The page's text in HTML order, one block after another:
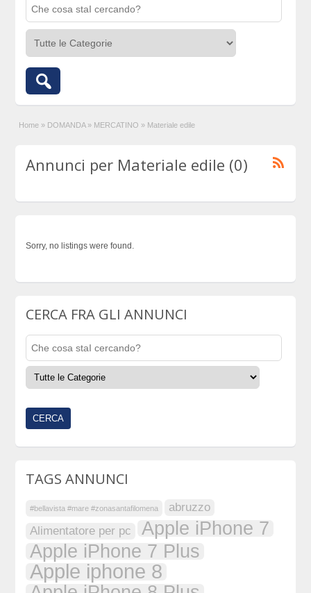
Home » DOMANDA » MERCATINO » Materiale edile
Annunci per Materiale edile (0)
Sorry, no listings were found.
CERCA FRA GLI ANNUNCI
TAGS ANNUNCI
#bellavista #mare #zonasantafilomena
abruzzo
Alimentatore per pc
Apple iPhone 7
Apple iPhone 7 Plus
Apple iphone 8